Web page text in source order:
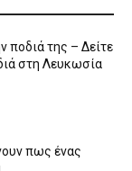
ποδιά της – Δείτε
στη Λευκωσία
πως ένας